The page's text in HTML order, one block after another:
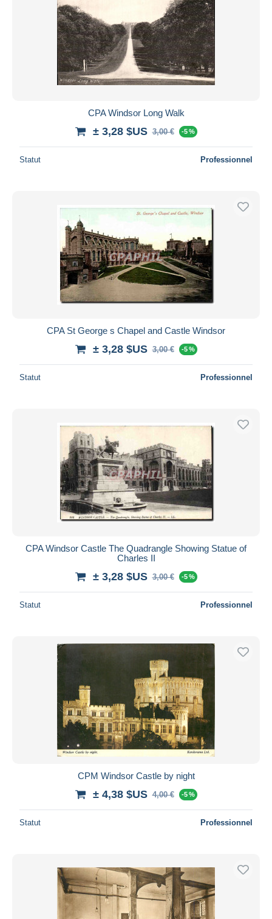
CPA Windsor Long Walk
± 3,28 $US 3,00 € -5 %
Statut Professionnel
CPA St George s Chapel and Castle Windsor
± 3,28 $US 3,00 € -5 %
Statut Professionnel
CPA Windsor Castle The Quadrangle Showing Statue of
Charles II
± 3,28 $US 3,00 € -5 %
Statut Professionnel
CPM Windsor Castle by night
± 4,38 $US 4,00 € -5 %
Statut Professionnel